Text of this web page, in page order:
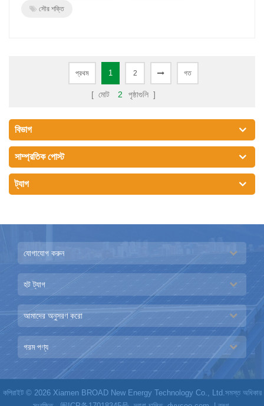
সৌর শক্তি
প্রথম 1 2 গত
[ মোট 2 পৃষ্ঠাগুলি ]
বিভাগ
সাম্প্রতিক পোস্ট
ট্যাগ
যোগাযোগ করুন
হট ট্যাগ
আমাদের অনুসরণ করো
গরম পণ্য
কপিরাইট © 2026 Xiamen BROAD New Energy Technology Co., Ltd.সমস্ত অধিকার